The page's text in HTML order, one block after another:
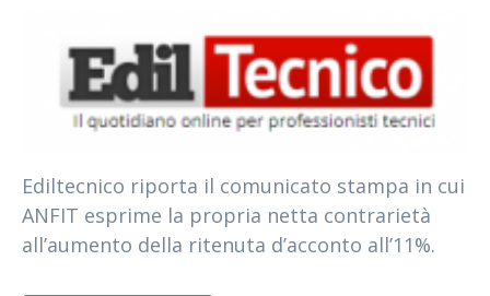
Ediltecnico riporta il comunicato stampa in cui
ANFIT esprime la propria netta contrarietà
all’aumento della ritenuta d’acconto all’11%.